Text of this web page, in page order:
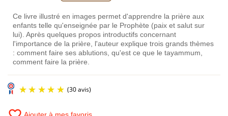
Ce livre illustré en images permet d'apprendre la prière aux
enfants telle qu'enseignée par le Prophète (paix et salut sur
lui). Après quelques propos introductifs concernant
l'importance de la prière, l'auteur explique trois grands thèmes
: comment faire ses ablutions, qu'est ce que le tayammum,
comment faire la prière.